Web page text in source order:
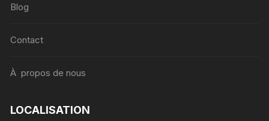
Blog
Contact
À propos de nous
LOCALISATION